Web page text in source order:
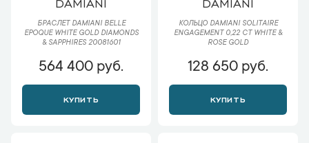
БРАСЛЕТ DAMIANI BELLE
EPOQUE WHITE GOLD DIAMONDS
& SAPPHIRES 20081601
564 400 руб.
КУПИТЬ
КОЛЬЦО DAMIANI SOLITAIRE
ENGAGEMENT 0,22 CT WHITE &
ROSE GOLD
128 650 руб.
КУПИТЬ